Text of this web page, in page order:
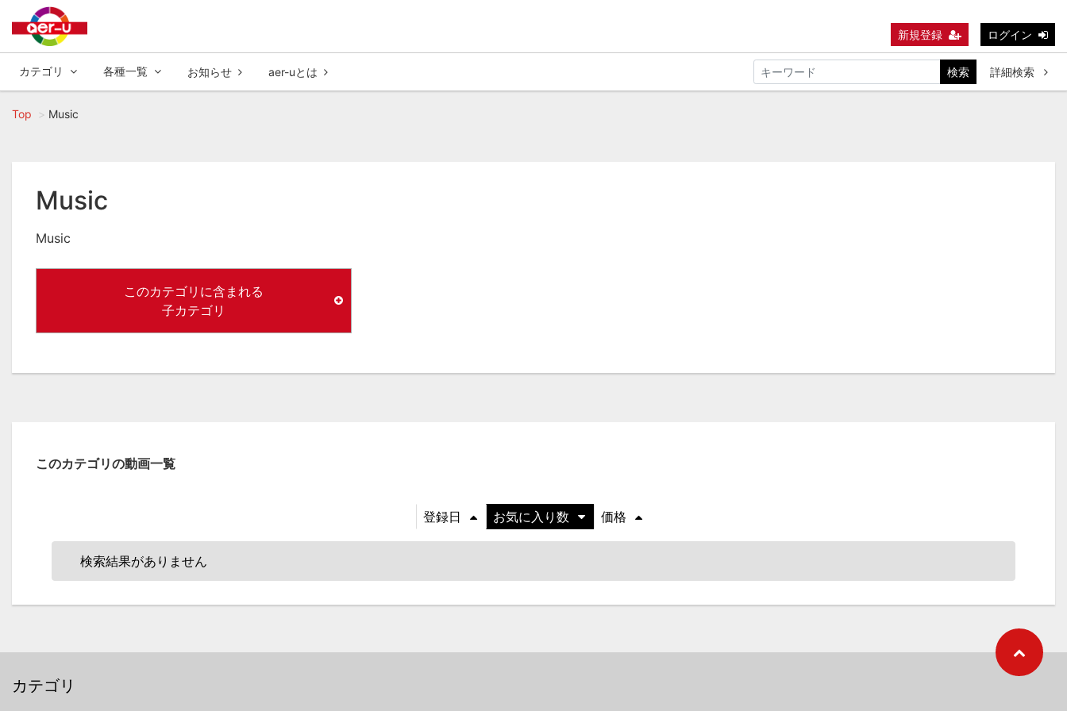
新規登録 ログイン
カテゴリ 各種一覧 お知らせ aer-uとは 検索 詳細検索
Top Music
Music
Music
このカテゴリに含まれる
子カテゴリ
このカテゴリの動画一覧
登録日 お気に入り数 価格
検索結果がありません
カテゴリ